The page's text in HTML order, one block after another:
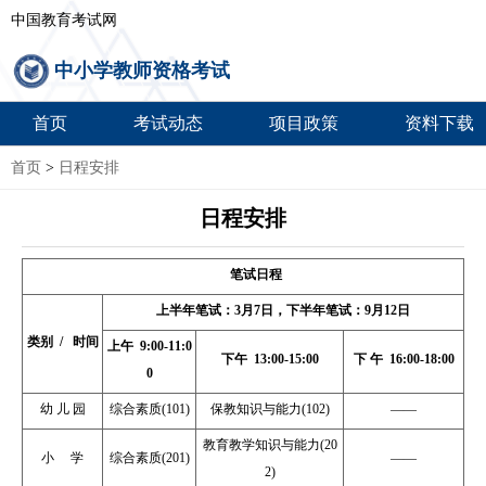
中国教育考试网
中小学教师资格考试
首页 考试动态 项目政策 资料下载
首页 > 日程安排
日程安排
笔试日程
类别 / 时间
上半年笔试：3月7日，下半年笔试：9月12日
上午 9:00-11:0
0
下午 13:00-15:00 下 午 16:00-18:00
幼 儿 园 综合素质(101) 保教知识与能力(102) ——
小 学 综合素质(201)
教育教学知识与能力(20
2)
——